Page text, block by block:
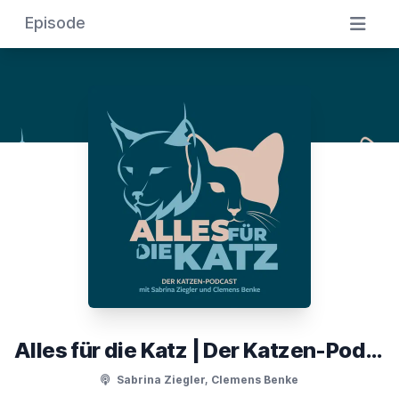
Episode
Alles für die Katz | Der Katzen-Podcast
Sabrina Ziegler, Clemens Benke